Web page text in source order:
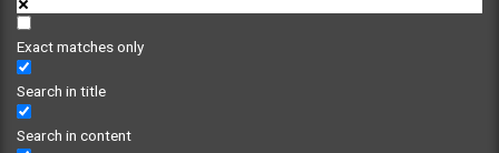
Exact matches only
Search in title
Search in content